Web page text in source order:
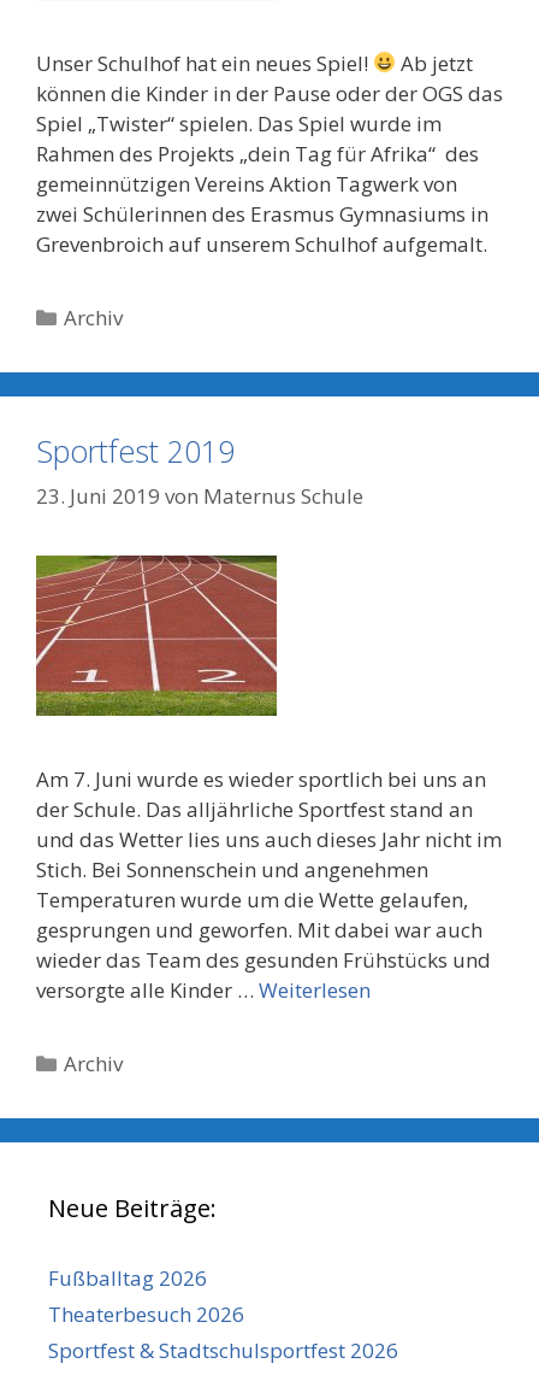
Unser Schulhof hat ein neues Spiel!
Ab jetzt
können die Kinder in der Pause oder der OGS das
Spiel „Twister“ spielen. Das Spiel wurde im
Rahmen des Projekts „dein Tag für Afrika“ des
gemeinnützigen Vereins Aktion Tagwerk von
zwei Schülerinnen des Erasmus Gymnasiums in
Grevenbroich auf unserem Schulhof aufgemalt.
Kategorien
Archiv
Sportfest 2019
23. Juni 2019 von Maternus Schule
Am 7. Juni wurde es wieder sportlich bei uns an
der Schule. Das alljährliche Sportfest stand an
und das Wetter lies uns auch dieses Jahr nicht im
Stich. Bei Sonnenschein und angenehmen
Temperaturen wurde um die Wette gelaufen,
gesprungen und geworfen. Mit dabei war auch
wieder das Team des gesunden Frühstücks und
versorgte alle Kinder … Weiterlesen
Kategorien
Archiv
Neue Beiträge:
Fußballtag 2026
Theaterbesuch 2026
Sportfest & Stadtschulsportfest 2026